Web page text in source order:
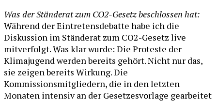
Was der Ständerat zum CO2-Gesetz beschlossen hat:
Während der Eintretensdebatte habe ich die
Diskussion im Ständerat zum CO2-Gesetz live
mitverfolgt. Was klar wurde: Die Proteste der
Klimajugend werden bereits gehört. Nicht nur das,
sie zeigen bereits Wirkung. Die
Kommissionsmitgliedern, die in den letzten
Monaten intensiv an der Gesetzesvorlage gearbeitet